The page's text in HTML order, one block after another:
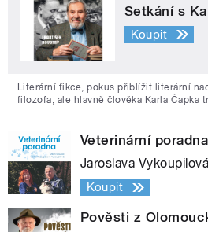
Setkání s
Koupit
Literární fikce, pokus přiblížit literární
filozofa, ale hlavně člověka Karla Čapka
Veterinární poradna
Jaroslava
Koupit
Pověsti z